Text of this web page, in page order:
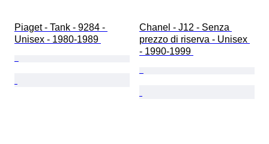
Piaget - Tank - 9284 -
Unisex - 1980-1989
Chanel - J12 - Senza
prezzo di riserva - Unisex
- 1990-1999